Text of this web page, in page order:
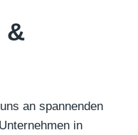
&
an spannenden
in